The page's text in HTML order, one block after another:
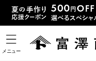
メニュー